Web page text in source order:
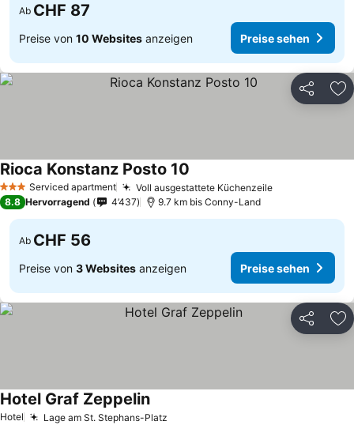
Ab CHF 87
Preise von 10 Websites anzeigen Preise sehen
Teilen
3 SterneServiced apartment Voll ausgestattete KüchenzeilePreise sehen
Rioca Konstanz Posto 10
8.8 Hervorragend 4’437 9.7 km bis Conny-Land
Ab CHF 56
Preise von 3 Websites anzeigen Preise sehen
Teilen
Hotel Lage am St. Stephans-Platz
Hotel Graf ZeppelinPreise sehen